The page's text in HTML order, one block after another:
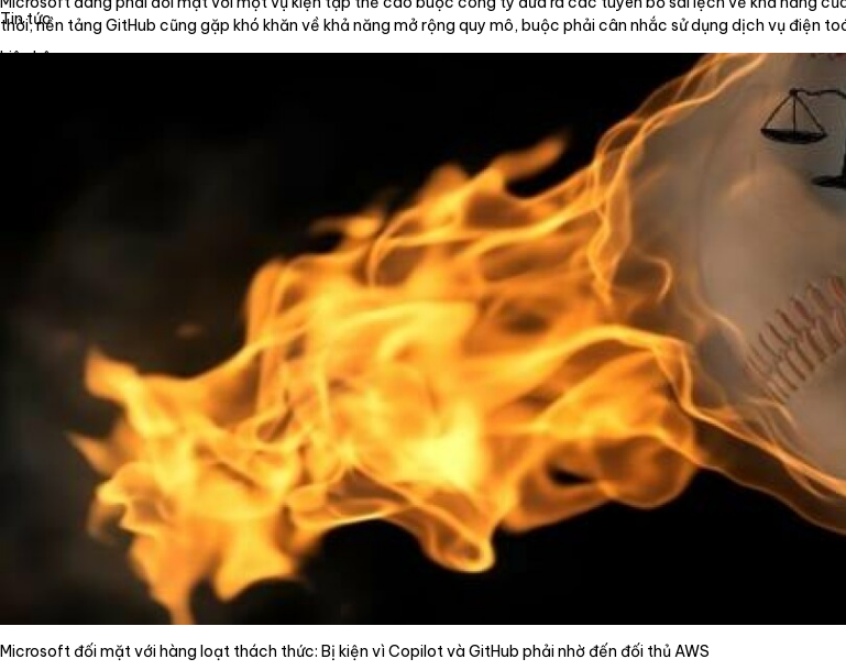
Tin tức
Liên hệ
thời, nền tảng GitHub cũng gặp khó khăn về khả năng mở rộng quy mô, buộc phải cân nhắc sử dụng dịch vụ điện
Microsoft đối mặt với hàng loạt thách thức: Bị kiện vì Copilot và GitHub phải nhờ đến đối thủ AWS